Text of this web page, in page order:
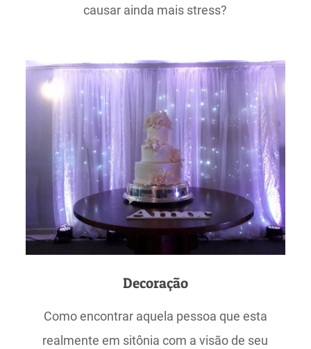
causar ainda mais stress?
Decoração
Como encontrar aquela pessoa que esta
realmente em sitônia com a visão de seu